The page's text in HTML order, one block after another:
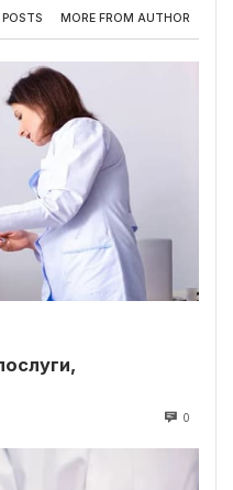
POSTS MORE FROM AUTHOR
0